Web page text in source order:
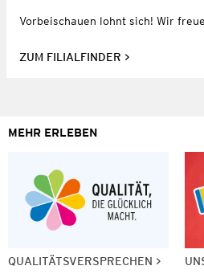
Vorbeischauen lohnt sich! Wir
ZUM FILIALFINDER
MEHR ERLEBEN
QUALITÄTSVERSPRECHEN